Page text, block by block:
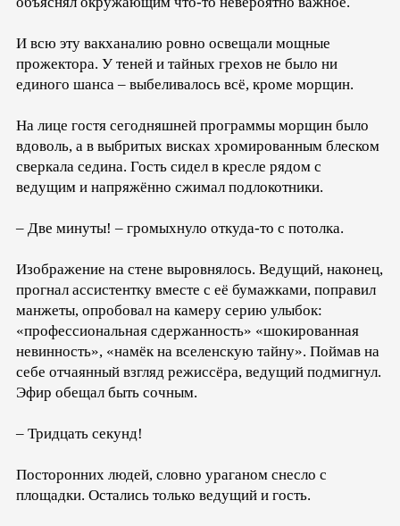
И всю эту вакханалию ровно освещали мощные
прожектора. У теней и тайных грехов не было ни
единого шанса – выбеливалось всё, кроме морщин.
На лице гостя сегодняшней программы морщин было
вдоволь, а в выбритых висках хромированным блеском
сверкала седина. Гость сидел в кресле рядом с
ведущим и напряжённо сжимал подлокотники.
– Две минуты! – громыхнуло откуда-то с потолка.
Изображение на стене выровнялось. Ведущий, наконец,
прогнал ассистентку вместе с её бумажками, поправил
манжеты, опробовал на камеру серию улыбок:
«профессиональная сдержанность» «шокированная
невинность», «намёк на вселенскую тайну». Поймав на
себе отчаянный взгляд режиссёра, ведущий подмигнул.
Эфир обещал быть сочным.
– Тридцать секунд!
Посторонних людей, словно ураганом снесло с
площадки. Остались только ведущий и гость.